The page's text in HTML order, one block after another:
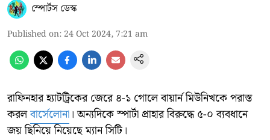
স্পোর্টস ডেস্ক
Published on: 24 Oct 2024, 7:21 am
রাফিনহার হ্যাটট্রিকের জেরে ৪-১ গোলে বায়ার্ন মিউনিখকে পরাস্ত
করলবার্সেলোনা। অন্যদিকে স্পার্টা প্রাহার বিরুদ্ধে ৫-০ ব্যবধানে
জয় ছিনিয়ে নিয়েছে ম্যান সিটি।